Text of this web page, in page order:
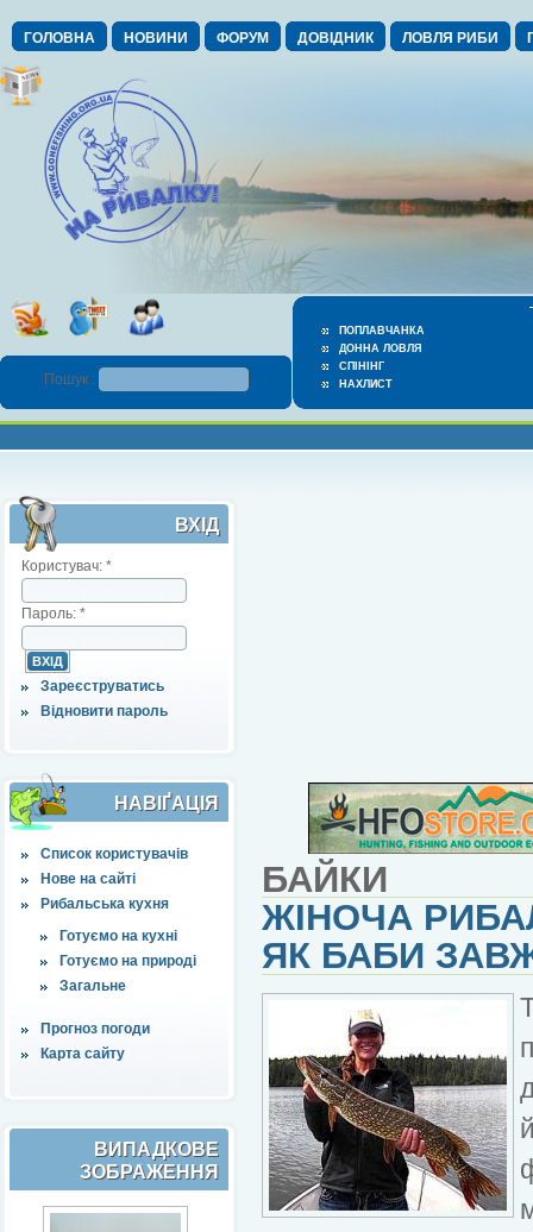
ГОЛОВНА НОВИНИ ФОРУМ ДОВІДНИК ЛОВЛЯ РИБИ
ПОПЛАВЧАНКА
ДОННА ЛОВЛЯ
СПІНІНГ
НАХЛИСТ
Пошук :
ВХІД
Користувач: *
Пароль: *
Зареєструватись
Відновити пароль
НАВІҐАЦІЯ
Список користувачів
Нове на сайті
Рибальська кухня
Готуємо на кухні
Готуємо на природі
Загальне
Прогноз погоди
Карта сайту
ВИПАДКОВЕ
ЗОБРАЖЕННЯ
БАЙКИ
ЖІНОЧА
ЯК БАБИ